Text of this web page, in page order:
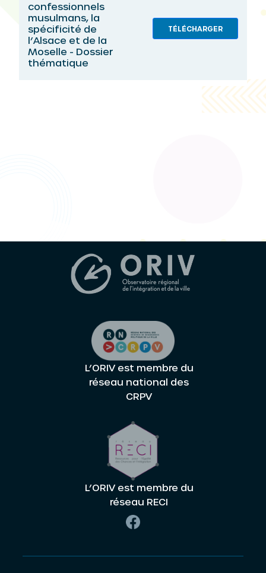
confessionnels
musulmans, la
spécificité de
l’Alsace et de la
Moselle - Dossier
thématique
TÉLÉCHARGER
L’ORIV est membre du
réseau national des
CRPV
L’ORIV est membre du
réseau RECI